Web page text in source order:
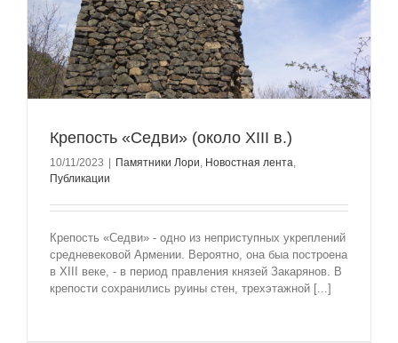
Крепость «Седви» (около XIII в.)
10/11/2023 | Памятники Лори, Новостная лента,
Публикации
Крепость «Седви» - одно из неприступных укреплений
средневековой Армении. Вероятно, она быа построена
в XIII веке, - в период правления князей Закарянов. В
крепости сохранились руины стен, трехэтажной [...]